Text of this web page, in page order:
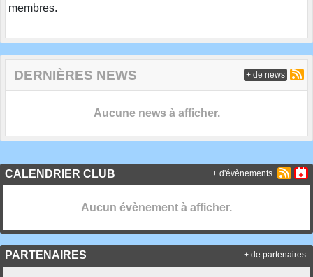
membres.
DERNIÈRES NEWS
Aucune news à afficher.
+ de news
CALENDRIER CLUB
Aucun évènement à afficher.
+ d'évènements
PARTENAIRES + de partenaires